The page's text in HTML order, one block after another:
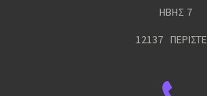
ΗΒΗΣ 7
12137